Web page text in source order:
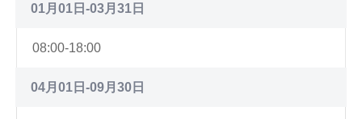
01月01日-03月31日
08:00-18:00
04月01日-09月30日